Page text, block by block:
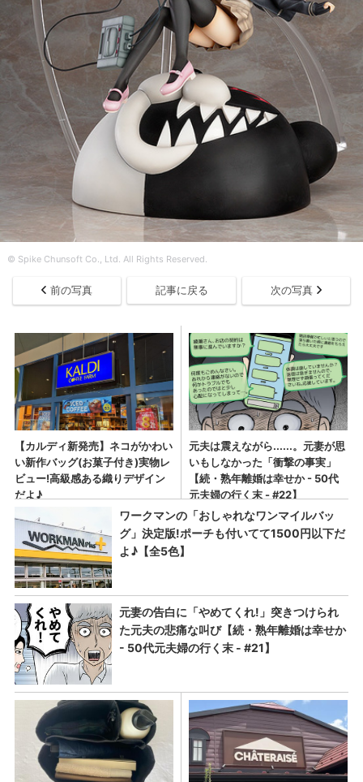
© Spike Chunsoft Co., Ltd. All Rights Reserved.
前の写真 記事に戻る 次の写真